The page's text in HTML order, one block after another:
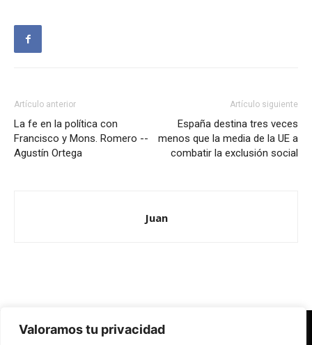
Valoramos tu privacidad
Artículo anterior
La fe en la política con
Francisco y Mons. Romero --
Agustín Ortega
Artículo siguiente
España destina tres veces
menos que la media de la UE a
combatir la exclusión social
Juan
Redes Cristianas